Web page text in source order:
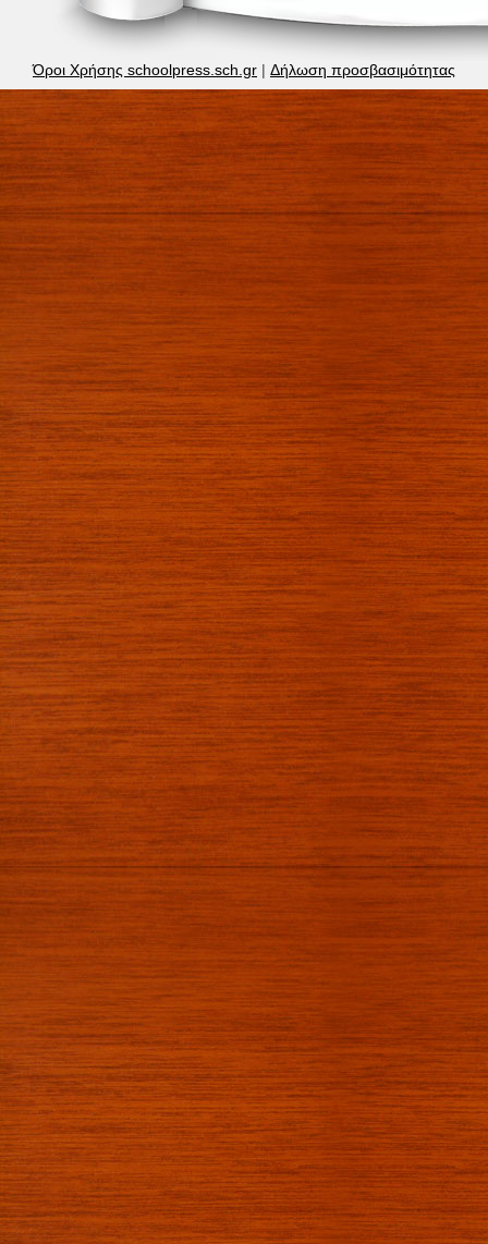
Όροι Χρήσης schoolpress.sch.gr | Δήλωση προσβασιμότητας